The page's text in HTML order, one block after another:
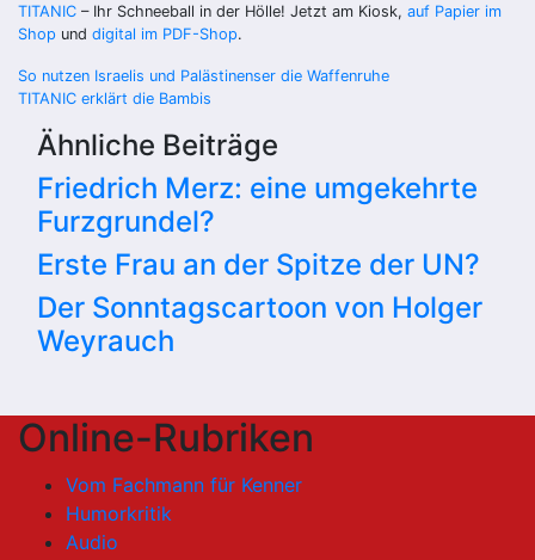
TITANIC – Ihr Schneeball in der Hölle! Jetzt am Kiosk, auf Papier im
Shop und digital im PDF-Shop.
Beitragsnavigation
So nutzen Israelis und Palästinenser die Waffenruhe
TITANIC erklärt die Bambis
Ähnliche Beiträge
Friedrich Merz: eine umgekehrte
Furzgrundel?
Erste Frau an der Spitze der UN?
Der Sonntagscartoon von Holger
Weyrauch
Online-Rubriken
Vom Fachmann für Kenner
Humorkritik
Audio